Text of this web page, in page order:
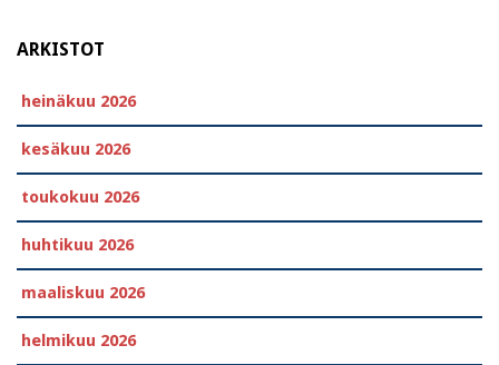
ARKISTOT
heinäkuu 2026
kesäkuu 2026
toukokuu 2026
huhtikuu 2026
maaliskuu 2026
helmikuu 2026